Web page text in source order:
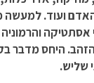
ועוד. למעשה
אסתטיקה
היחס מדבר
שליש.